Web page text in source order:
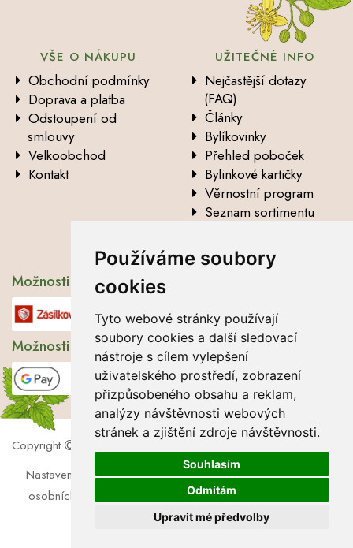
Používáme soubory
cookies
Tyto webové stránky používají
soubory cookies a další sledovací
nástroje s cílem vylepšení
uživatelského prostředí, zobrazení
přizpůsobeného obsahu a reklam,
analýzy návštěvnosti webových
stránek a zjištění zdroje návštěvnosti.
Souhlasím
Odmítám
Upravit mé předvolby
VŠE O NÁKUPU
Obchodní podmínky
Doprava a platba
Odstoupení od
smlouvy
Velkoobchod
Kontakt
UŽITEČNÉ INFO
Nejčastější dotazy
(FAQ)
Články
Bylíkovinky
Přehled poboček
Bylinkové kartičky
Věrnostní program
Seznam sortimentu
údajů
Možnosti dopravy
Možnosti platby
Copyright
2026 Lbros s.r.o.
Nastavení cookies|Soubory cookies|Zásady zpracování
osobních údajů
Souhlas se zpracováním osobních údajů